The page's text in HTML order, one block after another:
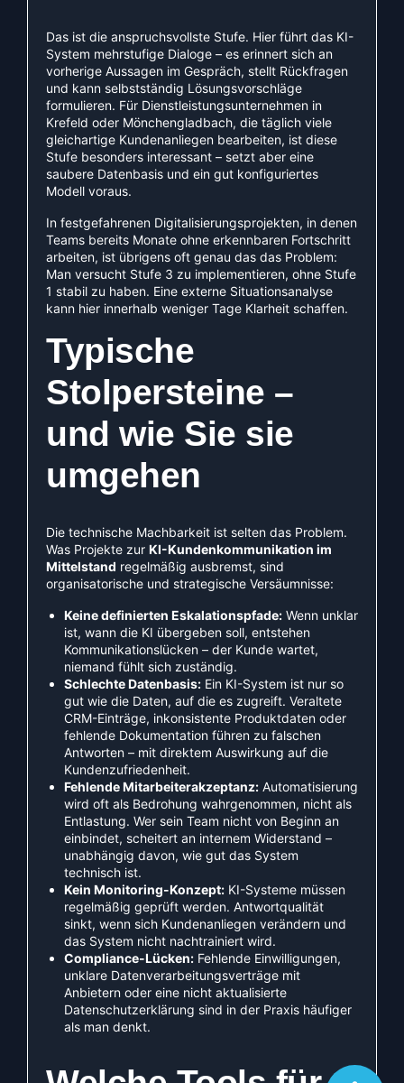
Das ist die anspruchsvollste Stufe. Hier führt das KI-
System mehrstufige Dialoge – es erinnert sich an
vorherige Aussagen im Gespräch, stellt Rückfragen
und kann selbstständig Lösungsvorschläge
formulieren. Für Dienstleistungsunternehmen in
Krefeld oder Mönchengladbach, die täglich viele
gleichartige Kundenanliegen bearbeiten, ist diese
Stufe besonders interessant – setzt aber eine
saubere Datenbasis und ein gut konfiguriertes
Modell voraus.
In festgefahrenen Digitalisierungsprojekten, in denen
Teams bereits Monate ohne erkennbaren Fortschritt
arbeiten, ist übrigens oft genau das das Problem:
Man versucht Stufe 3 zu implementieren, ohne Stufe
1 stabil zu haben. Eine externe Situationsanalyse
kann hier innerhalb weniger Tage Klarheit schaffen.
Typische
Stolpersteine –
und wie Sie sie
umgehen
Die technische Machbarkeit ist selten das Problem.
Was Projekte zur KI-Kundenkommunikation im
Mittelstand regelmäßig ausbremst, sind
organisatorische und strategische Versäumnisse:
Keine definierten Eskalationspfade:Wenn unklar
ist, wann die KI übergeben soll, entstehen
Kommunikationslücken – der Kunde wartet,
niemand fühlt sich zuständig.
Schlechte Datenbasis:Ein KI-System ist nur so
gut wie die Daten, auf die es zugreift. Veraltete
CRM-Einträge, inkonsistente Produktdaten oder
fehlende Dokumentation führen zu falschen
Antworten – mit direktem Auswirkung auf die
Kundenzufriedenheit.
Fehlende Mitarbeiterakzeptanz:Automatisierung
wird oft als Bedrohung wahrgenommen, nicht als
Entlastung. Wer sein Team nicht von Beginn an
einbindet, scheitert an internem Widerstand –
unabhängig davon, wie gut das System
technisch ist.
Kein Monitoring-Konzept:KI-Systeme müssen
regelmäßig geprüft werden. Antwortqualität
sinkt, wenn sich Kundenanliegen verändern und
das System nicht nachtrainiert wird.
Compliance-Lücken:Fehlende Einwilligungen,
unklare Datenverarbeitungsverträge mit
Anbietern oder eine nicht aktualisierte
Datenschutzerklärung sind in der Praxis häufiger
als man denkt.